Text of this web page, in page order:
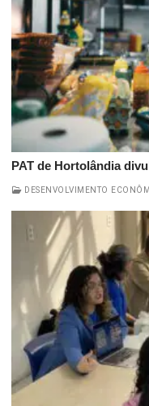
PAT de Hortolândia
DESENVOLVIMENTO